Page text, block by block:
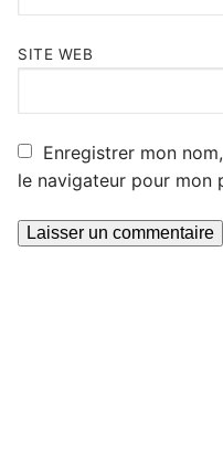
SITE WEB
Enregistrer mon
le navigateur pour mon